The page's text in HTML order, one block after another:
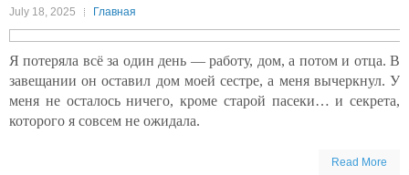
July 18, 2025 Главная
Я потеряла всё за один день — работу, дом, а потом и отца. В
завещании он оставил дом моей сестре, а меня вычеркнул. У
меня не осталось ничего, кроме старой пасеки… и секрета,
которого я совсем не ожидала.
Read More